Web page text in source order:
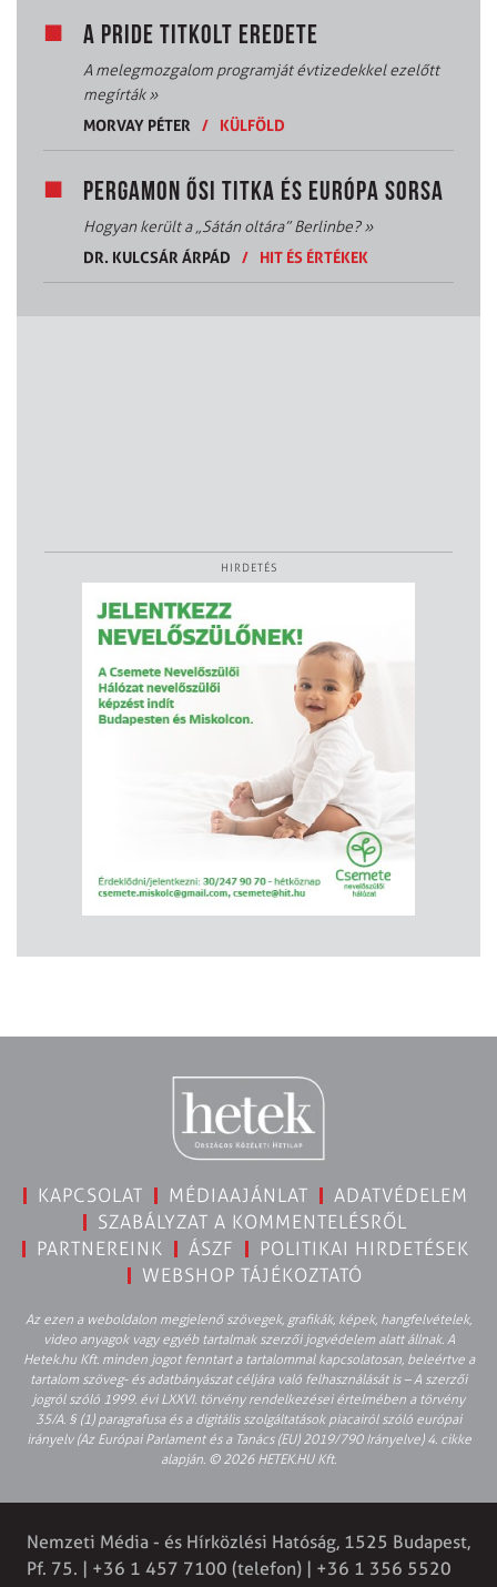
A PRIDE TITKOLT EREDETE
A melegmozgalom programját évtizedekkel ezelőtt
megírták»
MORVAY PÉTER
/ KÜLFÖLD
PERGAMON ŐSI TITKA ÉS EURÓPA SORSA
Hogyan került a „Sátán oltára” Berlinbe?»
DR. KULCSÁR ÁRPÁD
/ HIT ÉS ÉRTÉKEK
HIRDETÉS
KAPCSOLAT MÉDIAAJÁNLAT
ADATVÉDELEM
SZABÁLYZAT A KOMMENTELÉSRŐL
PARTNEREINK
ÁSZF
POLITIKAI HIRDETÉSEK
WEBSHOP TÁJÉKOZTATÓ
Az ezen a weboldalon megjelenő szövegek, grafikák, képek, hangfelvételek,
video anyagok vagy egyéb tartalmak szerzői jogvédelem alatt állnak. A
Hetek.hu Kft. minden jogot fenntart a tartalommal kapcsolatosan, beleértve a
tartalom szöveg- és adatbányászat céljára való felhasználását is – A szerzői
jogról szóló 1999. évi LXXVI. törvény rendelkezései értelmében a törvény
35/A. § (1) paragrafusa és a digitális szolgáltatások piacairól szóló európai
irányelv (Az Európai Parlament és a Tanács (EU) 2019/790 Irányelve) 4. cikke
alapján. © 2026 HETEK.HU Kft.
Nemzeti Média - és Hírközlési Hatóság, 1525 Budapest,
Pf. 75. | +36 1 457 7100 (telefon) | +36 1 356 5520